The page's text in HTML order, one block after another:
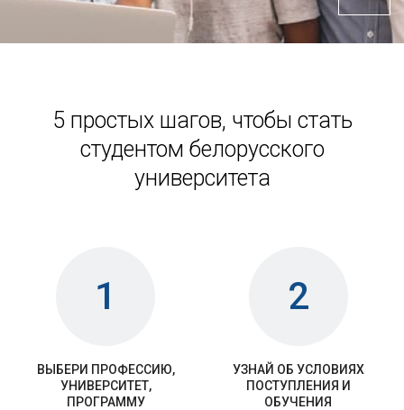
5 простых шагов, чтобы стать
студентом белорусского
университета
1
ВЫБЕРИ ПРОФЕССИЮ,
УНИВЕРСИТЕТ,
ПРОГРАММУ
2
УЗНАЙ ОБ УСЛОВИЯХ
ПОСТУПЛЕНИЯ И
ОБУЧЕНИЯ